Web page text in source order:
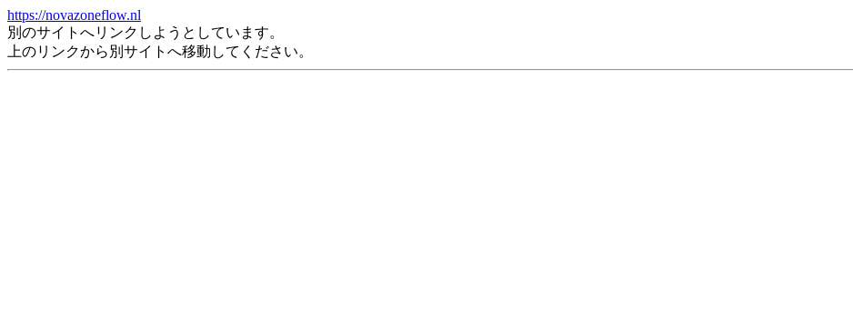
https://novazoneflow.nl
別のサイトへリンクしようとしています。
上のリンクから別サイトへ移動してください。